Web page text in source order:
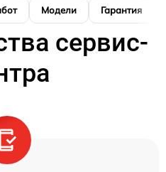
Модели Гарантия
сервис-